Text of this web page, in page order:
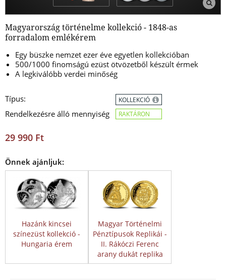
Magyarország történelme kollekció - 1848-as
forradalom emlékérem
Egy büszke nemzet ezer éve egyetlen kollekcióban
500/1000 finomságú ezüst ötvözetből készült érmek
A legkiválóbb verdei minőség
Típus:
Rendelkezésre álló mennyiség
KOLLEKCIÓ
RAKTÁRON
29 990 Ft
Önnek ajánljuk:
Hazánk kincsei
színezüst kollekció -
Hungaria érem
Magyar Történelmi
Pénztípusok Replikái -
II. Rákóczi Ferenc
arany dukát replika